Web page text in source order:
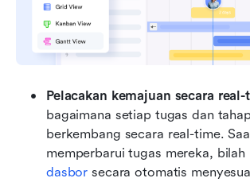
Pelacakan kemajuan secara
bagaimana setiap tugas dan
berkembang secara real-time.
dasbor secara otomatis